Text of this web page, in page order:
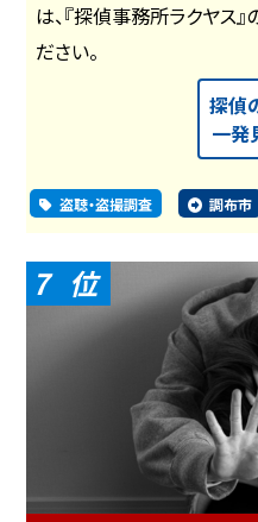
は、『探偵事務所ラクヤス
ださい。
探偵
一発
盗聴・盗撮調査 調布市
7